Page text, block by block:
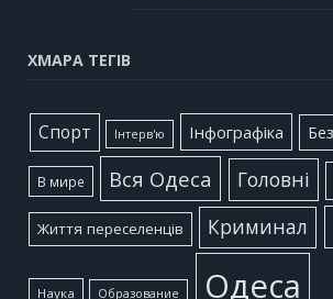
ХМАРА ТЕГІВ
Cпорт Інтерв'ю Інфографіка
В мире Вся Одеса Головні
Життя переселенців Криминал
Наука Образование Одеса